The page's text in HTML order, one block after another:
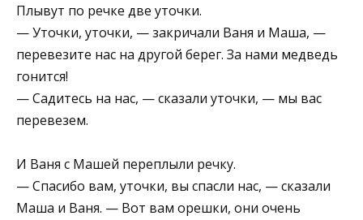
Плывут по речке две уточки.
— Уточки, уточки, — закричали Ваня и Маша, —
перевезите нас на другой берег. За нами медведь
гонится!
— Садитесь на нас, — сказали уточки, — мы вас
перевезем.
И Ваня с Машей переплыли речку.
— Спасибо вам, уточки, вы спасли нас, — сказали
Маша и Ваня. — Вот вам орешки, они очень